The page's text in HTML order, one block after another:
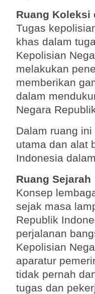
Ruang Koleksi
Tugas
khas dalam
Kepolisian
melakukan
memberikan
dalam
Negara
Dalam ruang
utama dan alat
Indonesia
Ruang Sejarah
Konsep
sejak masa
Republik
perjalanan
Kepolisian
aparatur
tidak pernah
tugas dan